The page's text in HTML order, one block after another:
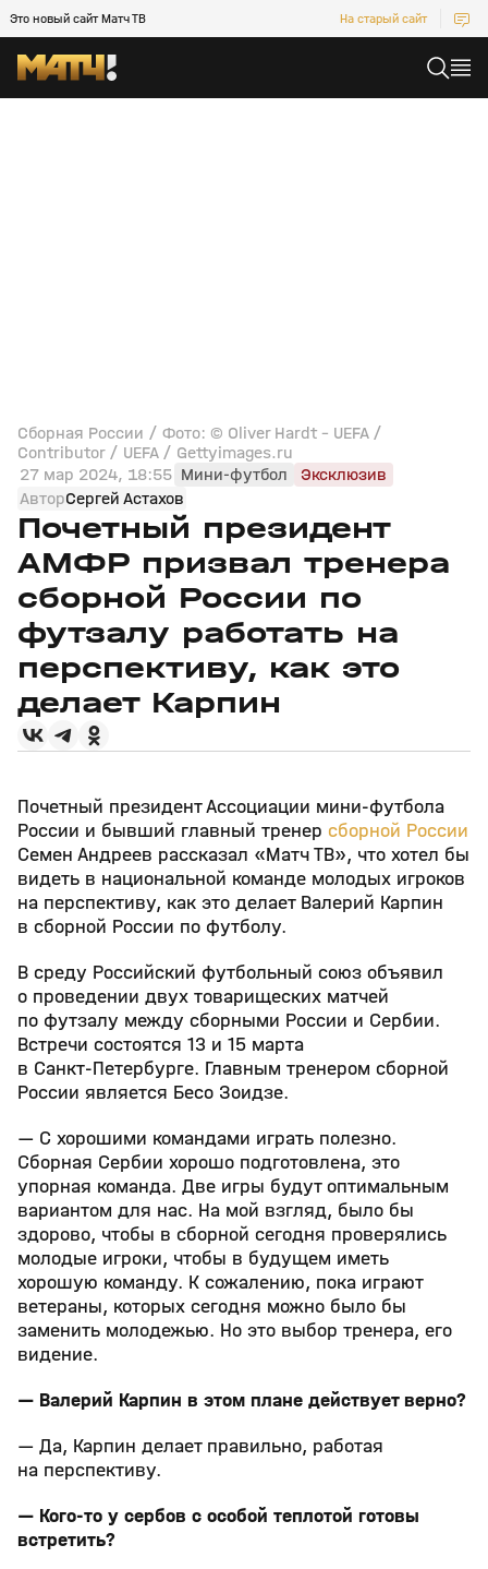
Это новый сайт Матч ТВ На старый сайт
Сборная России / Фото: © Oliver Hardt - UEFA /
Contributor / UEFA / Gettyimages.ru
27 мар 2024, 18:55 Мини-футбол
Эксклюзив
АвторСергей Астахов
Почетный президент
АМФР призвал тренера
сборной России по
футзалу работать на
перспективу, как это
делает Карпин
Почетный президент Ассоциации мини‑футбола
России и бывший главный тренер сборной России
Семен Андреев рассказал «Матч ТВ», что хотел бы
видеть в национальной команде молодых игроков
на перспективу, как это делает Валерий Карпин
в сборной России по футболу.
В среду Российский футбольный союз объявил
о проведении двух товарищеских матчей
по футзалу между сборными России и Сербии.
Встречи состоятся 13 и 15 марта
в Санкт‑Петербурге. Главным тренером сборной
России является Бесо Зоидзе.
— С хорошими командами играть полезно.
Сборная Сербии хорошо подготовлена, это
упорная команда. Две игры будут оптимальным
вариантом для нас. На мой взгляд, было бы
здорово, чтобы в сборной сегодня проверялись
молодые игроки, чтобы в будущем иметь
хорошую команду. К сожалению, пока играют
ветераны, которых сегодня можно было бы
заменить молодежью. Но это выбор тренера, его
видение.
— Валерий Карпин в этом плане действует верно?
— Да, Карпин делает правильно, работая
на перспективу.
— Кого‑то у сербов с особой теплотой готовы
встретить?